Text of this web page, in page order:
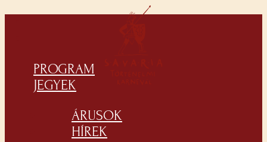
PROGRAM
JEGYEK
ÁRUSOK
HÍREK